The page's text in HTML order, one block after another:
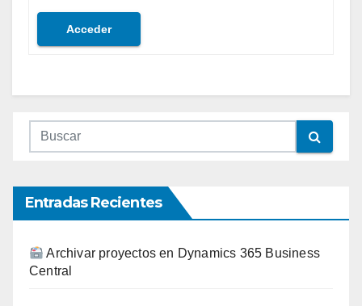
Acceder
Entradas Recientes
Archivar proyectos en Dynamics 365 Business
Central